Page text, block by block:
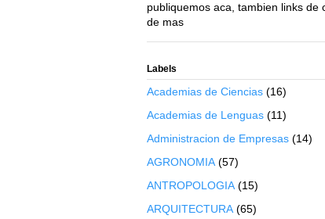
publiquemos aca, tambien links de
de mas
Labels
Academias de Ciencias (16)
Academias de Lenguas (11)
Administracion de Empresas (14)
AGRONOMIA (57)
ANTROPOLOGIA (15)
ARQUITECTURA (65)